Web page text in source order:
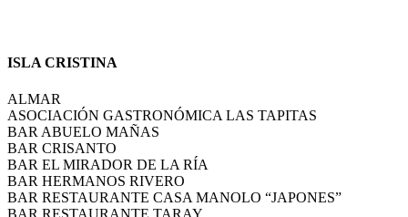
ISLA CRISTINA
ALMAR
ASOCIACIÓN GASTRONÓMICA LAS TAPITAS
BAR ABUELO MAÑAS
BAR CRISANTO
BAR EL MIRADOR DE LA RÍA
BAR HERMANOS RIVERO
BAR RESTAURANTE CASA MANOLO “JAPONES”
BAR RESTAURANTE TARAY